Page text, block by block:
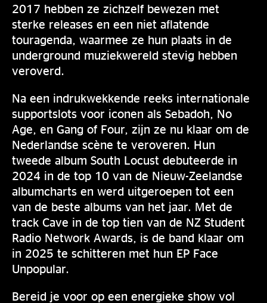
2017 hebben ze zichzelf bewezen met
sterke releases en een niet aflatende
touragenda, waarmee ze hun plaats in de
underground muziekwereld stevig hebben
veroverd.
Na een indrukwekkende reeks internationale
supportslots voor iconen als Sebadoh, No
Age, en Gang of Four, zijn ze nu klaar om de
Nederlandse scène te veroveren. Hun
tweede album South Locust debuteerde in
2024 in de top 10 van de Nieuw-Zeelandse
albumcharts en werd uitgeroepen tot een
van de beste albums van het jaar. Met de
track Cave in de top tien van de NZ Student
Radio Network Awards, is de band klaar om
in 2025 te schitteren met hun EP Face
Unpopular.
Bereid je voor op een energieke show vol